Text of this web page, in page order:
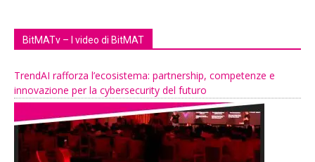
BitMATv – I video di BitMAT
TrendAI rafforza l’ecosistema: partnership, competenze e
innovazione per la cybersecurity del futuro